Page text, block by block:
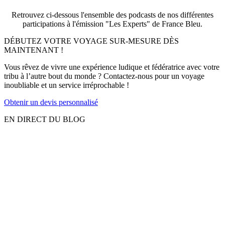
Retrouvez ci-dessous l'ensemble des podcasts de nos différentes
participations à l'émission "Les Experts" de France Bleu.
DÉBUTEZ VOTRE VOYAGE SUR-MESURE DÈS
MAINTENANT !
Vous rêvez de vivre une expérience ludique et fédératrice avec votre
tribu à l’autre bout du monde ? Contactez-nous pour un voyage
inoubliable et un service irréprochable !
Obtenir un devis personnalisé
EN DIRECT DU BLOG